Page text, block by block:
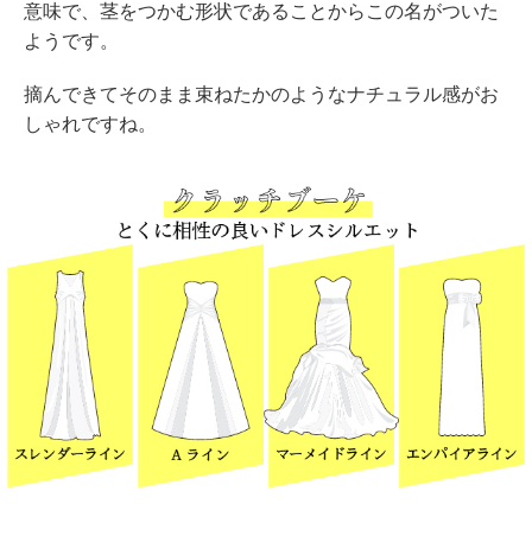
意味で、茎をつかむ形状であることからこの名がついた
ようです。
摘んできてそのまま束ねたかのようなナチュラル感がお
しゃれですね。